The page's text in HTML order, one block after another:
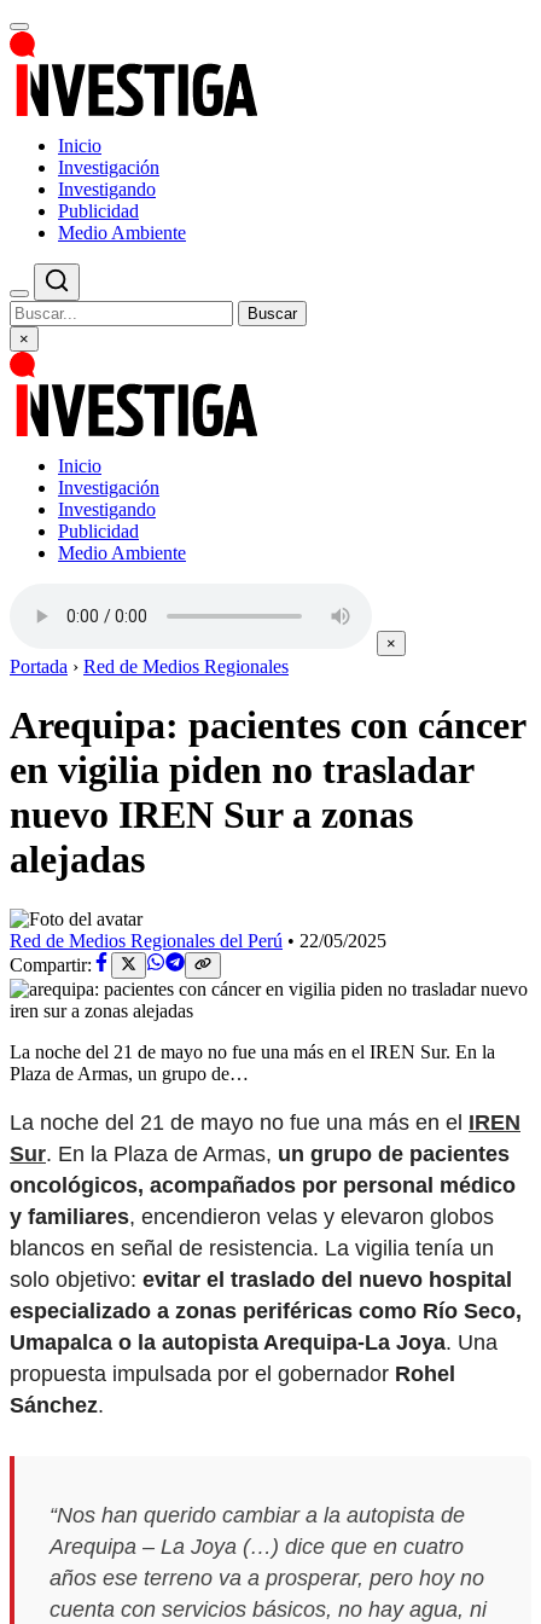
Inicio
Investigación
Investigando
Publicidad
Medio Ambiente
Buscar
×
Inicio
Investigación
Investigando
Publicidad
Medio Ambiente
×
Portada › Red de Medios Regionales
Arequipa: pacientes con cáncer
en vigilia piden no trasladar
nuevo IREN Sur a zonas
alejadas
Red de Medios Regionales del Perú • 22/05/2025
Compartir:
La noche del 21 de mayo no fue una más en el IREN Sur. En la
Plaza de Armas, un grupo de…
La noche del 21 de mayo no fue una más en el IREN
Sur. En la Plaza de Armas, un grupo de pacientes
oncológicos, acompañados por personal médico
y familiares, encendieron velas y elevaron globos
blancos en señal de resistencia. La vigilia tenía un
solo objetivo: evitar el traslado del nuevo hospital
especializado a zonas periféricas como Río Seco,
Umapalca o la autopista Arequipa-La Joya. Una
propuesta impulsada por el gobernador Rohel
Sánchez.
“Nos han querido cambiar a la autopista de
Arequipa – La Joya (…) dice que en cuatro
años ese terreno va a prosperar, pero hoy no
cuenta con servicios básicos, no hay agua, ni